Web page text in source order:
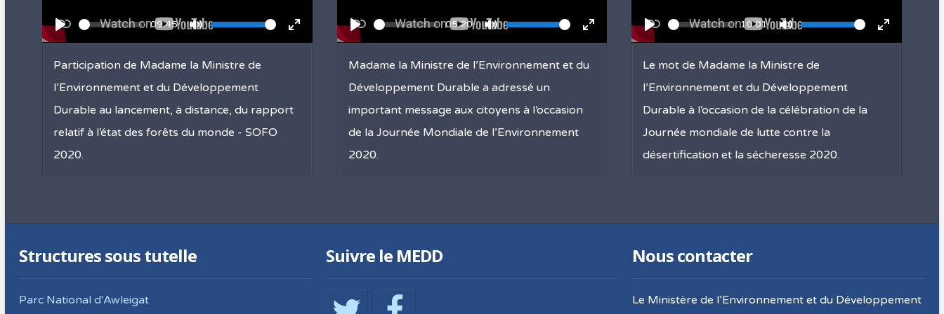
Play
Seek
Current
time
09:45
Toggle Mute
Volume
Toggle Fullscreen
Participation de Madame la Ministre de
l’Environnement et du Développement
Durable au lancement, à distance, du rapport
relatif à l’état des forêts du monde - SOFO
2020.
Play
Seek
Current
time
05:20
Toggle Mute
Volume
Toggle Fullscreen
Madame la Ministre de l’Environnement et du
Développement Durable a adressé un
important message aux citoyens à l’occasion
de la Journée Mondiale de l’Environnement
2020.
Play
Seek
Current
time
10:01
Toggle Mute
Volume
Toggle
Le mot de Madame la Ministre de
l’Environnement et du Développement
Durable à l’occasion de la célébration de la
Journée mondiale de lutte contre la
désertification et la sécheresse 2020.
Structures sous tutelle
Parc National d'Awleigat
Suivre le MEDD Nous contacter
Le Ministère de l’Environnement et du Développement